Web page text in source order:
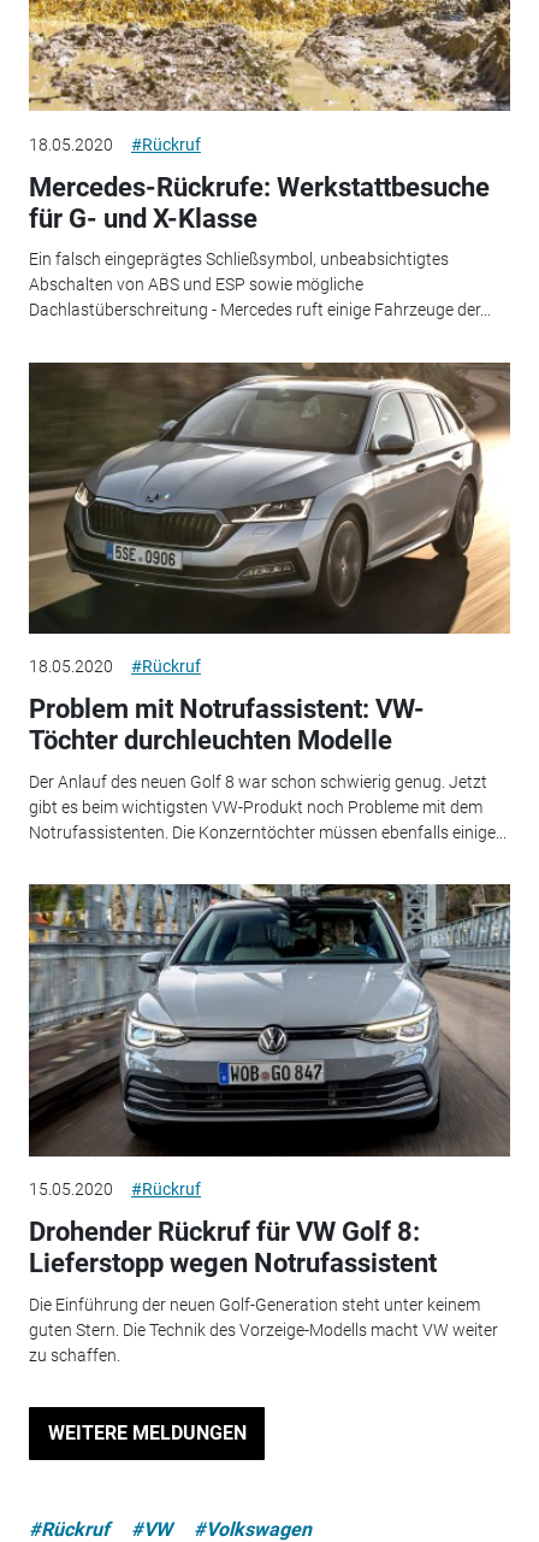
18.05.2020 #Rückruf
Mercedes-Rückrufe: Werkstattbesuche
für G- und X-Klasse
Ein falsch eingeprägtes Schließsymbol, unbeabsichtigtes
Abschalten von ABS und ESP sowie mögliche
Dachlastüberschreitung - Mercedes ruft einige Fahrzeuge der...
18.05.2020 #Rückruf
Problem mit Notrufassistent: VW-
Töchter durchleuchten Modelle
Der Anlauf des neuen Golf 8 war schon schwierig genug. Jetzt
gibt es beim wichtigsten VW-Produkt noch Probleme mit dem
Notrufassistenten. Die Konzerntöchter müssen ebenfalls einige...
15.05.2020 #Rückruf
Drohender Rückruf für VW Golf 8:
Lieferstopp wegen Notrufassistent
Die Einführung der neuen Golf-Generation steht unter keinem
guten Stern. Die Technik des Vorzeige-Modells macht VW weiter
zu schaffen.
WEITERE MELDUNGEN
#Rückruf #VW #Volkswagen